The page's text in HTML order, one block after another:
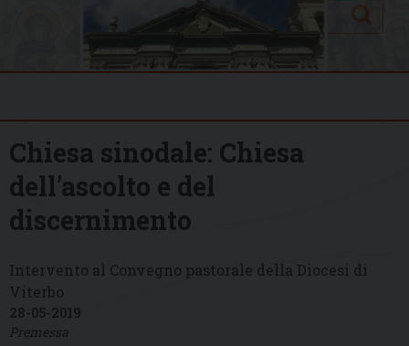
Search
Chiesa sinodale: Chiesa
dell’ascolto e del
discernimento
Intervento al Convegno pastorale della Diocesi di
Viterbo
28-05-2019
Premessa